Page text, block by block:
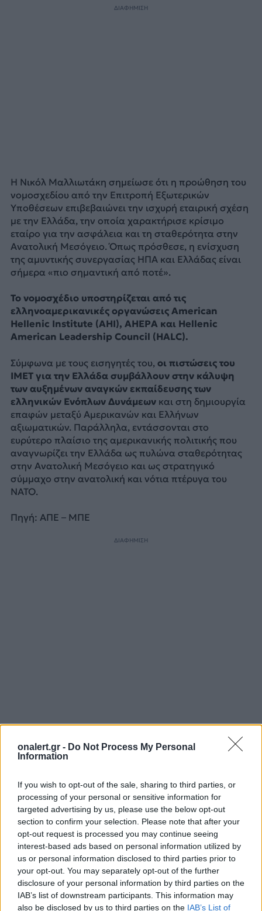
onalert.gr - Do Not Process My Personal
Information
If you wish to opt-out of the sale, sharing to third parties, or
processing of your personal or sensitive information for
targeted advertising by us, please use the below opt-out
section to confirm your selection. Please note that after your
opt-out request is processed you may continue seeing
interest-based ads based on personal information utilized by
us or personal information disclosed to third parties prior to
your opt-out. You may separately opt-out of the further
disclosure of your personal information by third parties on the
IAB’s list of downstream participants. This information may
also be disclosed by us to third parties on the IAB’s List of
Διάβασε επίσης
ΔΙΑΦΗΜΙΣΗ
Η Νικόλ Μαλλιωτάκη σημείωσε ότι η προώθηση του
νομοσχεδίου από την Επιτροπή Εξωτερικών
Υποθέσεων επιβεβαιώνει την ισχυρή εταιρική σχέση
με την Ελλάδα, την οποία χαρακτήρισε κρίσιμο
εταίρο για την ασφάλεια και τη σταθερότητα στην
Ανατολική Μεσόγειο. Όπως πρόσθεσε, η ενίσχυση
της αμυντικής συνεργασίας ΗΠΑ και Ελλάδας είναι
σήμερα «πιο σημαντική από ποτέ».
Το νομοσχέδιο υποστηρίζεται από τις
ελληνοαμερικανικές οργανώσεις American
Hellenic Institute (ΑΗΙ), AHEPA και Hellenic
American Leadership Council (HALC).
Σύμφωνα με τους εισηγητές του, οι πιστώσεις του
IMET για την Ελλάδα συμβάλλουν στην κάλυψη
των αυξημένων αναγκών εκπαίδευσης των
ελληνικών Ενόπλων Δυνάμεωνκαι στη δημιουργία
επαφών μεταξύ Αμερικανών και Ελλήνων
αξιωματικών. Παράλληλα, εντάσσονται στο
ευρύτερο πλαίσιο της αμερικανικής πολιτικής που
αναγνωρίζει την Ελλάδα ως πυλώνα σταθερότητας
στην Ανατολική Μεσόγειο και ως στρατηγικό
σύμμαχο στην ανατολική και νότια πτέρυγα του
ΝΑΤΟ.
Πηγή: ΑΠΕ – ΜΠΕ
ΔΙΑΦΗΜΙΣΗ
Ακολουθήστε το onalert.gr στοGoogle
Newsκαι μάθετε πρώτοι όλες τις ειδήσεις
για την άμυνα.
ΕΛΛΑΔΑ